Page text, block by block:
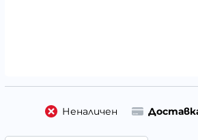
Неналичен